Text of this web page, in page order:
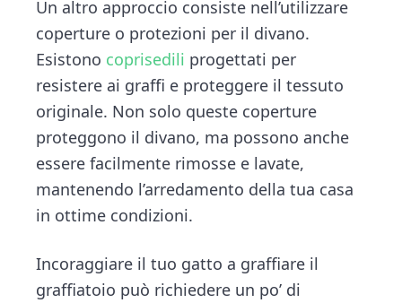
Un altro approccio consiste nell’utilizzare
coperture o protezioni per il divano.
Esistono coprisedili progettati per
resistere ai graffi e proteggere il tessuto
originale. Non solo queste coperture
proteggono il divano, ma possono anche
essere facilmente rimosse e lavate,
mantenendo l’arredamento della tua casa
in ottime condizioni.
Incoraggiare il tuo gatto a graffiare il
graffiatoio può richiedere un po’ di